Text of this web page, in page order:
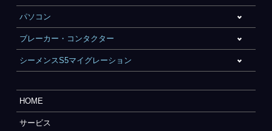
パソコン
ブレーカー・コンタクター
シーメンスS5マイグレーション
HOME
サービス